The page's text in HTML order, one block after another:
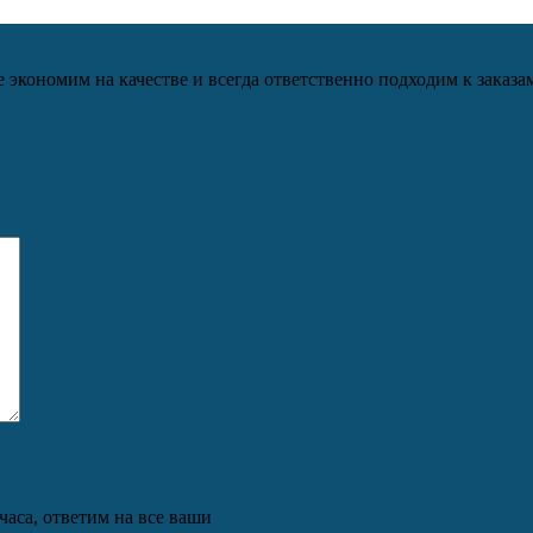
ответим на все ваши
на качестве и всегда ответственно подходим к